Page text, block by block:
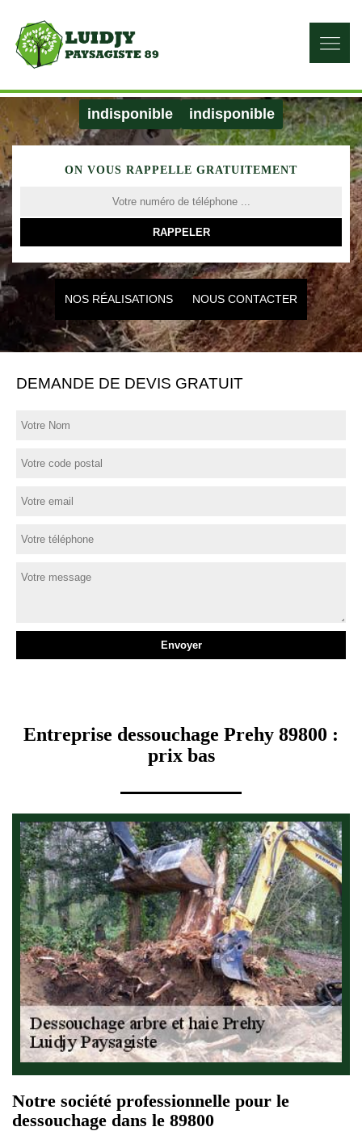
indisponible indisponible
ON VOUS RAPPELLE GRATUITEMENT
NOS RÉALISATIONS NOUS CONTACTER
DEMANDE DE DEVIS GRATUIT
Entreprise dessouchage Prehy 89800 :
prix bas
Notre société professionnelle pour le
dessouchage dans le 89800